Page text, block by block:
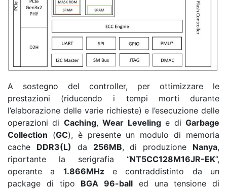
A sostegno del controller, per ottimizzare le
prestazioni (riducendo i tempi morti durante
l’elaborazione delle varie richieste) e l’esecuzione delle
operazioni di Caching,Wear Levelinge diGarbage
Collection (GC), è presente un modulo di memoria
cache DDR3(L) da 256MB, di produzione Nanya,
riportante la serigrafia “NT5CC128M16JR-EK”,
operante a 1.866MHze contraddistinto da un
package di tipo BGA 96-ball ed una tensione di